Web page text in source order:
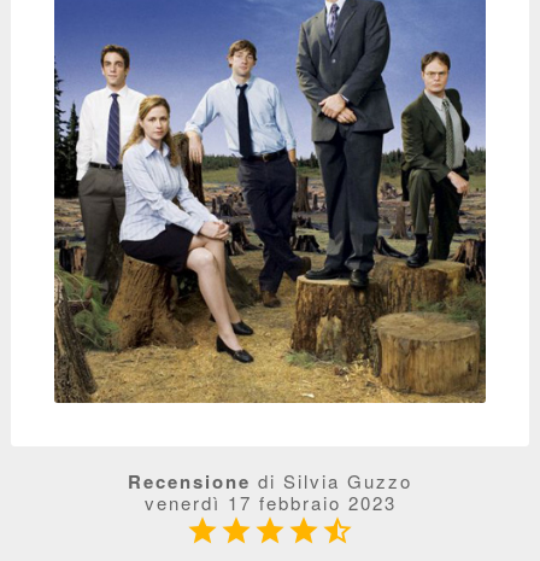
Recensione di Silvia Guzzo
venerdì 17 febbraio 2023
